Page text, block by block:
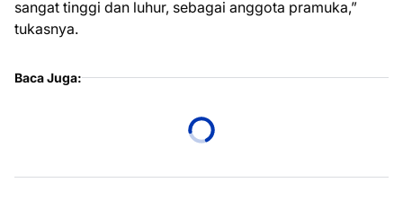
sangat tinggi dan luhur, sebagai anggota pramuka,”
tukasnya.
Baca Juga: